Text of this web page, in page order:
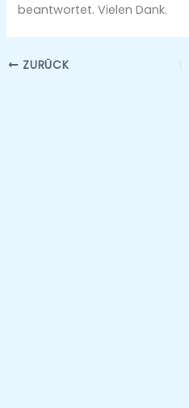
beantwortet. Vielen Dank.
ZURÜCK